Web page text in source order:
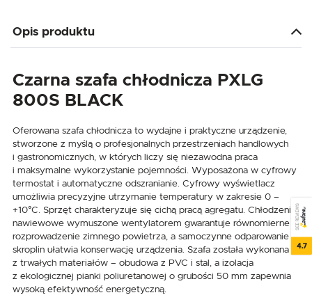
Opis produktu
Czarna szafa chłodnicza PXLG
800S BLACK
Oferowana szafa chłodnicza to wydajne i praktyczne urządzenie,
stworzone z myślą o profesjonalnych przestrzeniach handlowych
i gastronomicznych, w których liczy się niezawodna praca
i maksymalne wykorzystanie pojemności. Wyposażona w cyfrowy
termostat i automatyczne odszranianie. Cyfrowy wyświetlacz
umożliwia precyzyjne utrzymanie temperatury w zakresie 0 –
+10°C. Sprzęt charakteryzuje się cichą pracą agregatu. Chłodzenie
nawiewowe wymuszone wentylatorem gwarantuje równomierne
rozprowadzenie zimnego powietrza, a samoczynne odparowanie
skroplin ułatwia konserwację urządzenia. Szafa została wykonana
z trwałych materiałów – obudowa z PVC i stal, a izolacja
z ekologicznej pianki poliuretanowej o grubości 50 mm zapewnia
wysoką efektywność energetyczną.
SEE REVIEWS
4.7